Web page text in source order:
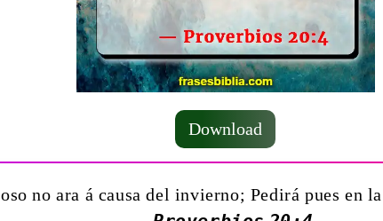
Download
no ara á causa del invierno; Pedirá pues en